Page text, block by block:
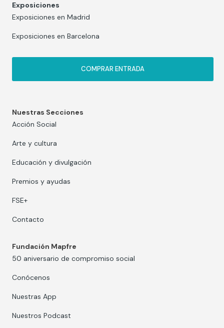
Exposiciones
Exposiciones en Madrid
Exposiciones en Barcelona
COMPRAR ENTRADA
Nuestras Secciones
Acción Social
Arte y cultura
Educación y divulgación
Premios y ayudas
FSE+
Contacto
Fundación Mapfre
50 aniversario de compromiso social
Conócenos
Nuestras App
Nuestros Podcast